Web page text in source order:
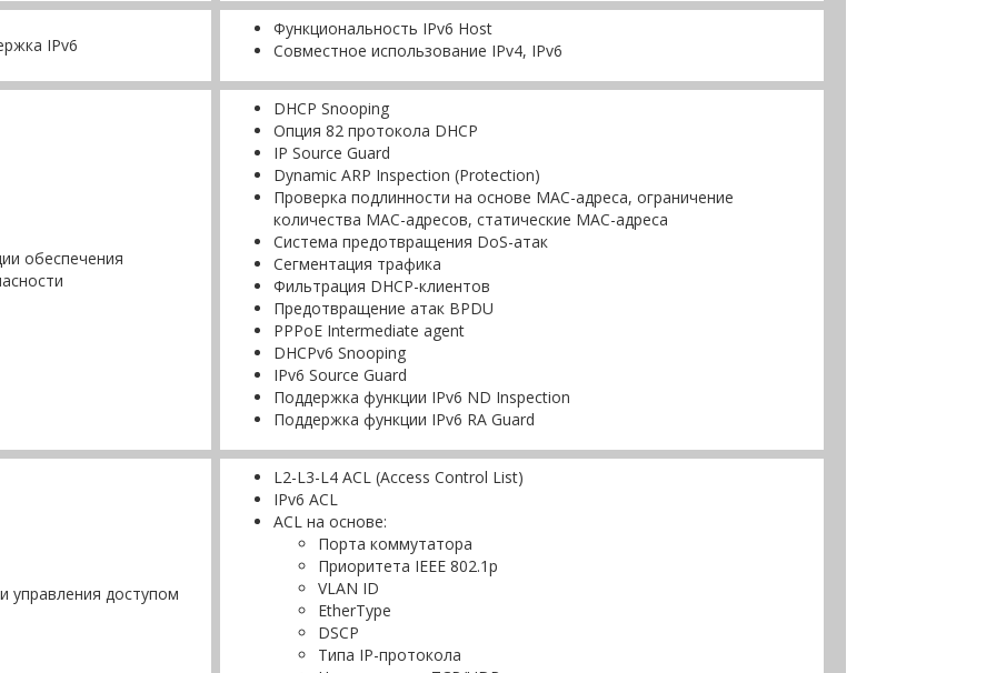
IPv6
Функциональность IPv6 Host
Совместное использование IPv4, IРv6
обеспечения
DHCP Snooping
Опция 82 протокола DHCP
IP Source Guard
Dynamic ARP Inspection (Protection)
Проверка подлинности на основе MAC-адреса, ограничение
количества MAC-адресов, статические MAC-адреса
Система предотвращения DoS-атак
Сегментация трафика
Фильтрация DHCP-клиентов
Предотвращение атак BPDU
PPPoE Intermediate agent
DHCPv6 Snooping
IPv6 Source Guard
Поддержка функции IPv6 ND Inspection
Поддержка функции IPv6 RA Guard
управления доступом
L2-L3-L4 ACL (Access Control List)
IPv6 ACL
ACL на основе:
Порта коммутатора
Приоритета IEEE 802.1p
VLAN ID
EtherType
DSCP
Типа IP-протокола